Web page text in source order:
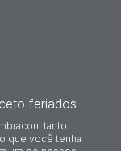
feriados
tanto
que você tenha